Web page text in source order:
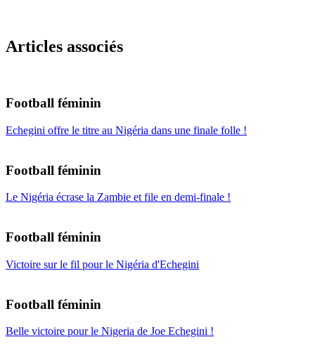
Articles associés
Football féminin
Echegini offre le titre au Nigéria dans une finale folle !
Football féminin
Le Nigéria écrase la Zambie et file en demi-finale !
Football féminin
Victoire sur le fil pour le Nigéria d'Echegini
Football féminin
Belle victoire pour le Nigeria de Joe Echegini !